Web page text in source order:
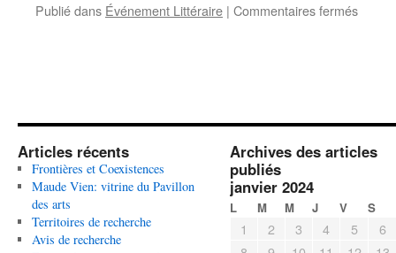
Publié dans Événement Littéraire | Commentaires fermés
Articles récents
Frontières et Coexistences
Maude Vien: vitrine du Pavillon
des arts
Territoires de recherche
Avis de recherche
Archives des articles
publiés
janvier 2024
L M M J V S
1 2 3 4 5
6